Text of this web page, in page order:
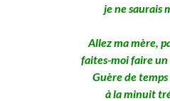
je ne saurais
Allez ma mère,
faites-moi faire
Guère de temps
à la minuit